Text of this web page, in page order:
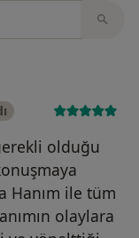
olduğu
Hanım ile tüm
olaylara